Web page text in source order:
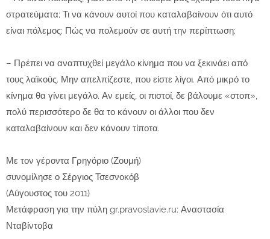
στρατεύματα; Τι να κάνουν αυτοί που καταλαβαίνουν ότι αυτό
είναι πόλεμος; Πώς να πολεμούν σε αυτή την περίπτωση;
– Πρέπει να αναπτυχθεί μεγάλο κίνημα που να ξεκινάει από
τους λαϊκούς. Μην απελπίζεστε, που είστε λίγοι. Από μικρό το
κίνημα θα γίνει μεγάλο. Αν εμείς, οι πιστοί, δε βάλουμε «στοπ»,
πολύ περισσότερο δε θα το κάνουν οι άλλοι που δεν
καταλαβαίνουν και δεν κάνουν τίποτα.
Με τον γέροντα Γρηγόριο (Ζουμή)
συνομίλησε ο Σέργιος Τσεσνοκόβ
(Αύγουστος του 2011)
Μετάφραση για την πύλη gr.pravoslavie.ru: Αναστασία
Νταβίντοβα